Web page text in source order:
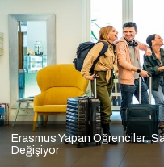
Erasmus Yapan Öğrenciler:
Değişiyor